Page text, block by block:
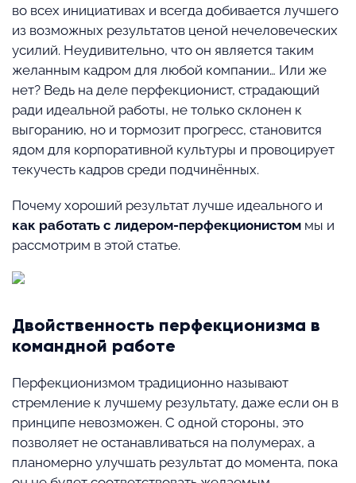
во всех инициативах и всегда добивается лучшего
из возможных результатов ценой нечеловеческих
усилий. Неудивительно, что он является таким
желанным кадром для любой компании… Или же
нет? Ведь на деле перфекционист, страдающий
ради идеальной работы, не только склонен к
выгоранию, но и тормозит прогресс, становится
ядом для корпоративной культуры и провоцирует
текучесть кадров среди подчинённых.
Почему хороший результат лучше идеального и
как работать с лидером-перфекционистом мы и
рассмотрим в этой статье.
Двойственность перфекционизма в
командной работе
Перфекционизмом традиционно называют
стремление к лучшему результату, даже если он в
принципе невозможен. С одной стороны, это
позволяет не останавливаться на полумерах, а
планомерно улучшать результат до момента, пока